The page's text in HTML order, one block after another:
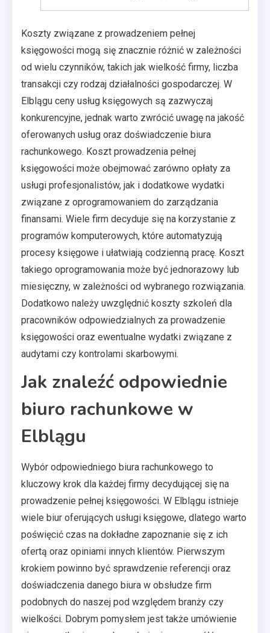
Koszty związane z prowadzeniem pełnej
księgowości mogą się znacznie różnić w zależności
od wielu czynników, takich jak wielkość firmy, liczba
transakcji czy rodzaj działalności gospodarczej. W
Elblągu ceny usług księgowych są zazwyczaj
konkurencyjne, jednak warto zwrócić uwagę na jakość
oferowanych usług oraz doświadczenie biura
rachunkowego. Koszt prowadzenia pełnej
księgowości może obejmować zarówno opłaty za
usługi profesjonalistów, jak i dodatkowe wydatki
związane z oprogramowaniem do zarządzania
finansami. Wiele firm decyduje się na korzystanie z
programów komputerowych, które automatyzują
procesy księgowe i ułatwiają codzienną pracę. Koszt
takiego oprogramowania może być jednorazowy lub
miesięczny, w zależności od wybranego rozwiązania.
Dodatkowo należy uwzględnić koszty szkoleń dla
pracowników odpowiedzialnych za prowadzenie
księgowości oraz ewentualne wydatki związane z
audytami czy kontrolami skarbowymi.
Jak znaleźć odpowiednie
biuro rachunkowe w
Elblągu
Wybór odpowiedniego biura rachunkowego to
kluczowy krok dla każdej firmy decydującej się na
prowadzenie pełnej księgowości. W Elblągu istnieje
wiele biur oferujących usługi księgowe, dlatego warto
poświęcić czas na dokładne zapoznanie się z ich
ofertą oraz opiniami innych klientów. Pierwszym
krokiem powinno być sprawdzenie referencji oraz
doświadczenia danego biura w obsłudze firm
podobnych do naszej pod względem branży czy
wielkości. Dobrym pomysłem jest także umówienie